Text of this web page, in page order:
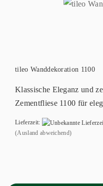
tileo Wanddekoration 1100
Klassische Eleganz und
Zementfliese 1100 für
Lieferzeit:
(Ausland abweichend)